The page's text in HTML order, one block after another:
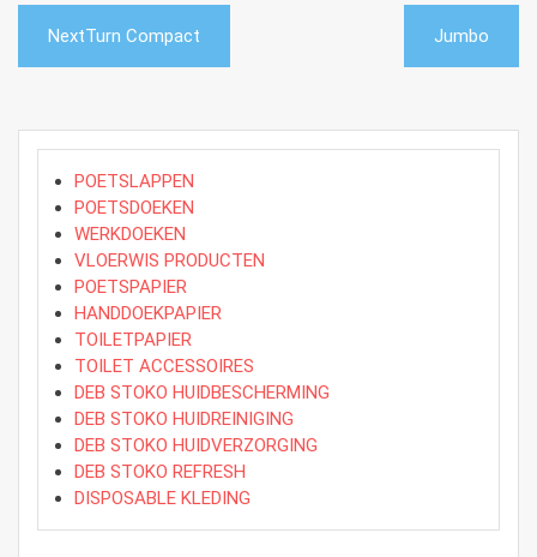
Bericht
navigatie
NextTurn Compact Jumbo
POETSLAPPEN
POETSDOEKEN
WERKDOEKEN
VLOERWIS PRODUCTEN
POETSPAPIER
HANDDOEKPAPIER
TOILETPAPIER
TOILET ACCESSOIRES
DEB STOKO HUIDBESCHERMING
DEB STOKO HUIDREINIGING
DEB STOKO HUIDVERZORGING
DEB STOKO REFRESH
DISPOSABLE KLEDING